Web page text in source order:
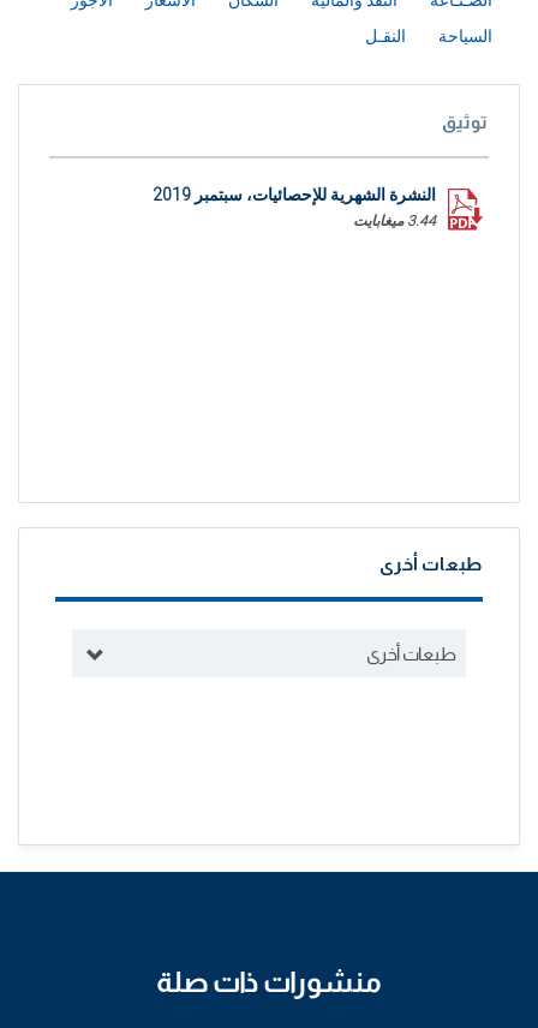
السياحة
النقـل
توثيق
النشرة الشهرية للإحصائيات، سبتمبر 2019
3.44 ميغابايت
طبعات أخرى
طبعات أخرى
منشورات ذات صلة